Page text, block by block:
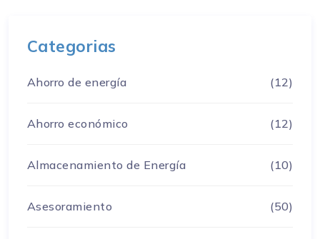
Categorias
Ahorro de energía (12)
Ahorro económico (12)
Almacenamiento de Energía (10)
Asesoramiento (50)